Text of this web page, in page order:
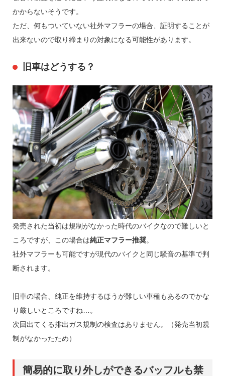
かからないそうです。
ただ、何もついていない社外マフラーの場合、証明することが
出来ないので取り締まりの対象になる可能性があります。
旧車はどうする？
発売された当初は規制がなかった時代のバイクなので難しいと
ころですが、この場合は純正マフラー推奨。
社外マフラーも可能ですが現代のバイクと同じ騒音の基準で判
断されます。
旧車の場合、純正を維持するほうが難しい車種もあるのでかな
り厳しいところですね…。
次回出てくる排出ガス規制の検査はありません。（発売当初規
制がなかったため）
簡易的に取り外しができるバッフルも禁